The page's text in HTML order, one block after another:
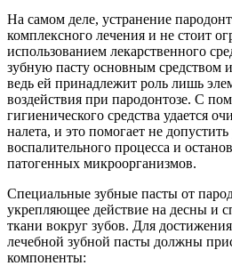
На самом деле, устранение
комплексного лечения и не стоит
использованием лекарственного
зубную пасту основным средством
ведь ей принадлежит роль лишь
воздействия при пародонтозе. С
гигиенического средства удается
налета, и это помогает не допустить
воспалительного процесса и
патогенных микроорганизмов.
Специальные зубные пасты от
укрепляющее действие на десны и
ткани вокруг зубов. Для
лечебной зубной пасты должны
компоненты: